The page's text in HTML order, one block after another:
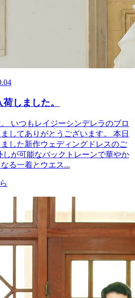
しました。
いつもレイジーシンデレラのブロ
してありがとうございます。 本日
した新作ウェディングドレスのご
しが可能なバックトレーンで華やか
る一着とウエス...